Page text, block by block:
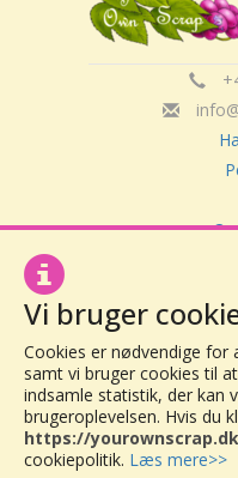
Vor
Vi bruger
Cookies er nødvendige for
samt vi bruger cookies til
indsamle statistik, der kan
brugeroplevelsen. Hvis du
https://
cookiepolitik. Læs mere>>